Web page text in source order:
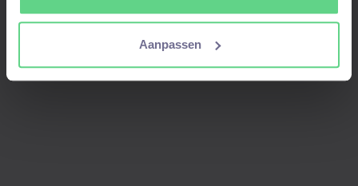
Aanpassen
Door je aan te melden kom je in onze
– bij eenmatch
nemen wij contact
op!